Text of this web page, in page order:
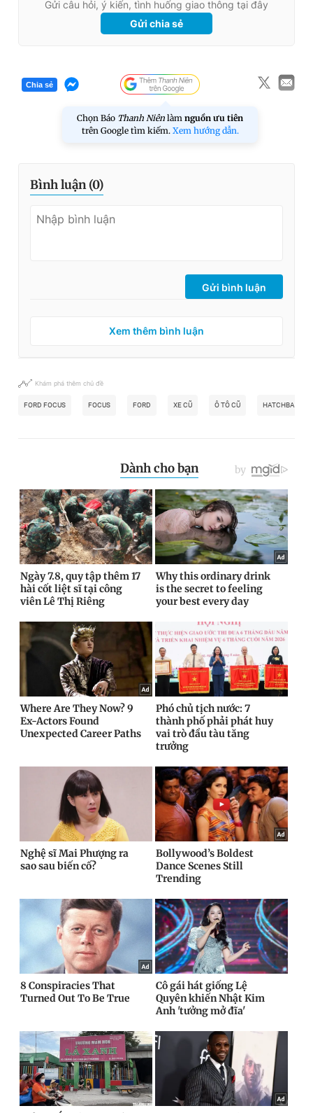
Gửi câu hỏi, ý kiến, tình huống giao thông tại đây
Gửi chia sẻ
Chia sẻ
Chọn Báo Thanh Niên làm nguồn ưu tiên
trên Google tìm kiếm. Xem hướng dẫn.
Bình luận (0)
Gửi bình luận
Xem thêm bình luận
Khám phá thêm chủ đề
FORD FOCUS FOCUS FORD XE CŨ Ô TÔ CŨ HATCHBACK